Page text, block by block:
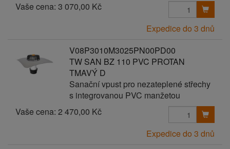
Vaše cena: 3 070,00 Kč
Expedice do 3 dnů
V08P3010M3025PN00PD00
TW SAN BZ 110 PVC PROTAN
TMAVÝ D
Sanační vpust pro nezateplené střechy
s integrovanou PVC manžetou
Vaše cena: 2 470,00 Kč
Expedice do 3 dnů